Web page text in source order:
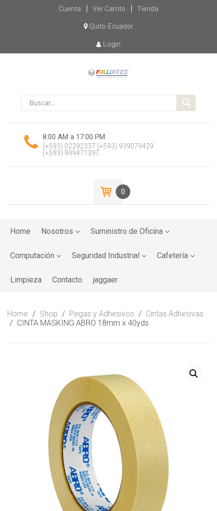
Skip
content
Cuenta Ver Carrito Tienda
Quito-Ecuador
Login
8:00 AM a 17:00 PM
(+593) 02292337 (+593) 939079429
(+593) 999471397
0
toHome Nosotros Suministro de Oficina
Computación Seguridad Industrial Cafetería
Limpieza Contacto jaggaer
Home / Shop / Pegas y Adhesivos / Cintas Adhesivas
/ CINTA MASKING ABRO 18mm x 40yds